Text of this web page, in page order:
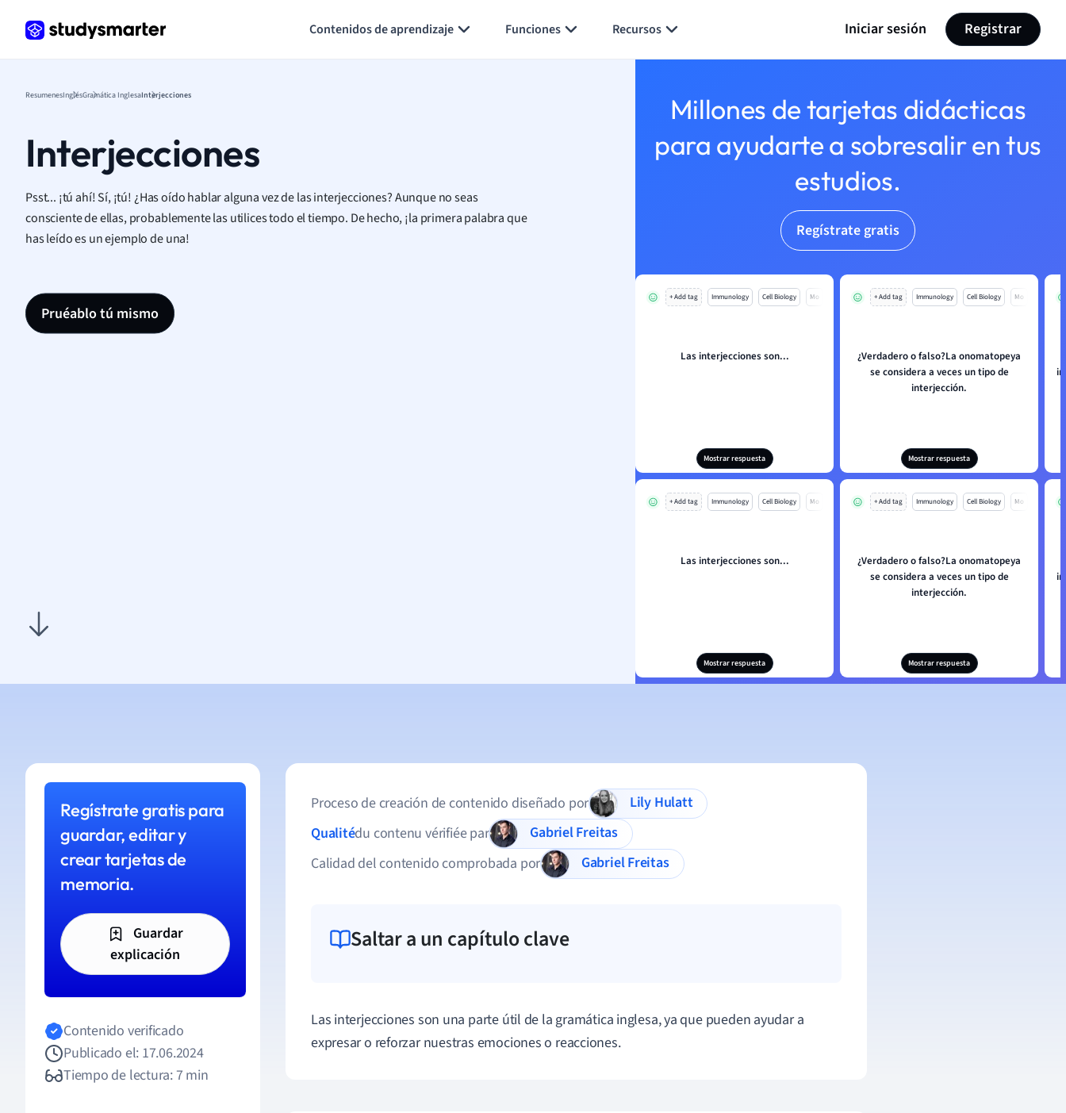
Contenidos de aprendizaje Funciones Recursos Iniciar sesión Registrar
ResumenesInglésGramática InglesaInterjecciones
Interjecciones
Psst... ¡tú ahí! Sí, ¡tú! ¿Has oído hablar alguna vez de las interjecciones? Aunque no seas
consciente de ellas, probablemente las utilices todo el tiempo. De hecho, ¡la primera palabra que
has leído es un ejemplo de una!
Pruéablo tú mismo
Millones de tarjetas didácticas
para ayudarte a sobresalir en tus
estudios.
Regístrate gratis
+ Add tag Immunology Cell Biology Mo
Las interjecciones son...
Mostrar respuesta
+ Add tag Immunology Cell Biology Mo
¿Verdadero o falso?La onomatopeya
se considera a veces un tipo de
interjección.
Mostrar respuesta
+ Add tag Immunology Cell Biology Mo
Las interjecciones son...
Mostrar respuesta
+ Add tag Immunology Cell Biology Mo
¿Verdadero o falso?La onomatopeya
se considera a veces un tipo de
interjección.
Mostrar respuesta
Regístrate gratis para
guardar, editar y
crear tarjetas de
memoria.
Guardar
explicación
Contenido verificado
Publicado el: 17.06.2024
Tiempo de lectura: 7 min
Proceso de creación de contenido diseñado por
Lily Hulatt
Qualitédu contenu vérifiée par
Gabriel Freitas
Calidad del contenido comprobada por
Gabriel Freitas
Saltar a un capítulo clave
Las interjecciones son una parte útil de la gramática inglesa, ya que pueden ayudar a
expresar o reforzar nuestras emociones o reacciones.